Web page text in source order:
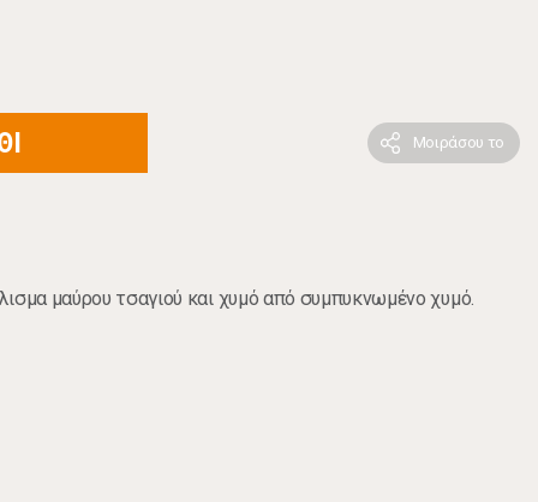
Μοιράσου το
μαύρου τσαγιού και χυμό από συμπυκνωμένο χυμό.